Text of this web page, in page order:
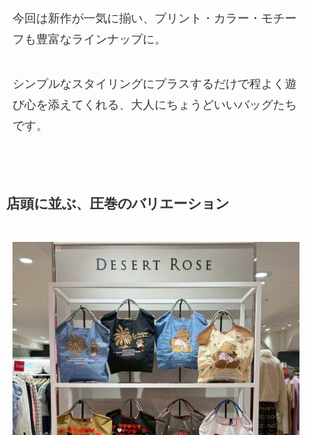
今回は新作が一気に揃い、プリント・カラー・モチー
フも豊富なラインナップに。
シンプルなスタイリングにプラスするだけで程よく遊
び心を添えてくれる、大人にちょうどいいバッグたち
です。
店頭に並ぶ、圧巻のバリエーション